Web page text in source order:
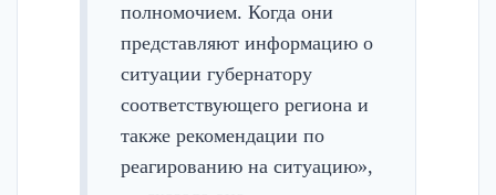
полномочием. Когда они
представляют информацию о
ситуации губернатору
соответствующего региона и
также рекомендации по
реагированию на ситуацию»,